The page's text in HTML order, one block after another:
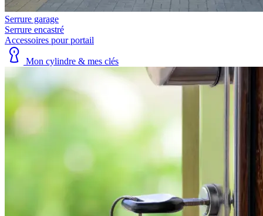
Serrure garage
Serrure encastré
Accessoires pour portail
Mon cylindre & mes clés